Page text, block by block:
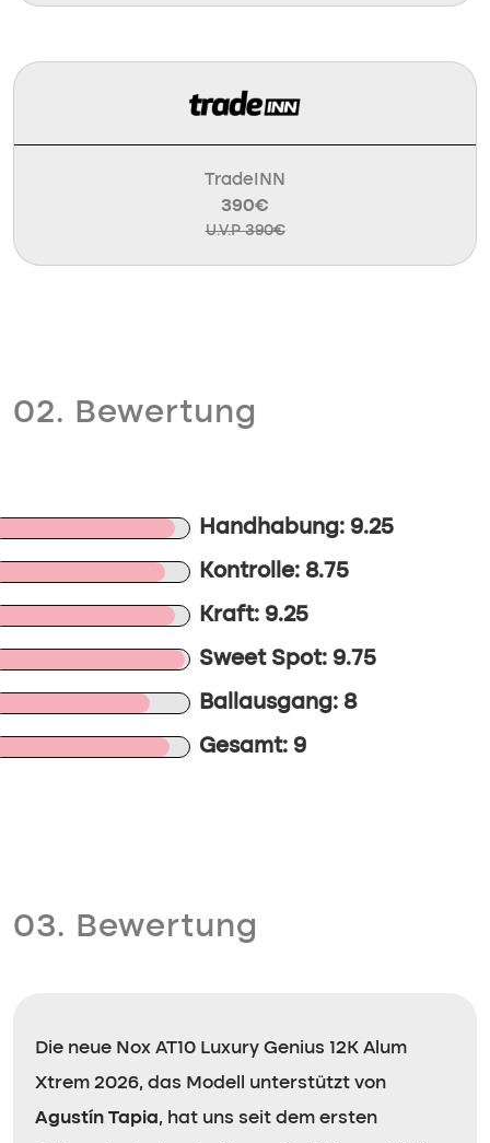
TradeINN
390€
U.V.P 390€
02. Bewertung
Handhabung: 9.25
Kontrolle: 8.75
Kraft: 9.25
Sweet Spot: 9.75
Ballausgang: 8
Gesamt: 9
03. Bewertung
Die neue Nox AT10 Luxury Genius 12K Alum
Xtrem 2026, das Modell unterstützt von
Agustín Tapia, hat uns seit dem ersten